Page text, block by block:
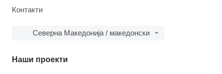
Контакти
Северна Македонија / македонски
Наши проекти